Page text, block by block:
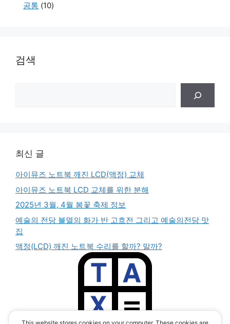
공통 (10)
검색
최신 글
아이뮤즈 노트북 깨진 LCD(액정) 교체
아이뮤즈 노트북 LCD 교체를 위한 분해
2025년 3월, 4월 봄꽃 축제 정보
예술의 전당 불멸의 화가 반 고흐전 그리고 예술의전당 맛
집
액정(LCD) 깨진 노트북 수리를 할까? 말까?